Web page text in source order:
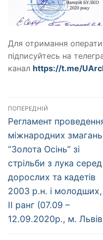
Для отримання
підписуйтесь на
канал https://t.me/
Навігація
записів
ПОПЕРЕДНІЙ
Попередній
запис:
Регламент
міжнародних змагань
“Золота Осінь” зі
стрільби з лука серед
дорослих та кадетів
2003 р.н. і молодших,
ІІ ранг (07.09 –
12.09.2020р., м.